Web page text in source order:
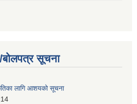
बोलपत्र सूचना
लागि आशयको सूचना